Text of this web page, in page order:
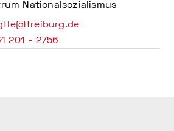
Nationalsozialismus
201 - 2756